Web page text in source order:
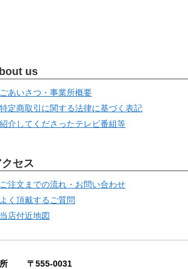
us
ごあいさつ・事業所概要
特定商取引に関する法律に基づく表記
紹介してくださったテレビ番組等
セス
ご注文までの流れ・お問い合わせ
よく頂戴するご質問
当店付近地図
所 〒555-0031